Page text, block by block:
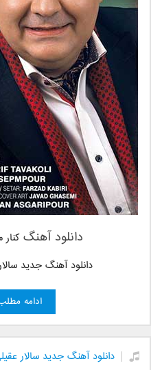
دانلود آهنگ
دانلود آهنگ جدید
ادامه
دانلود آهنگ جدید سالار